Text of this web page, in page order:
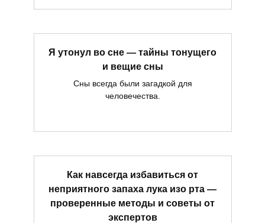
Я утонул во сне — тайны тонущего
и вещие сны
Сны всегда были загадкой для
человечества.
Как навсегда избавиться от
неприятного запаха лука изо рта —
проверенные методы и советы от
экспертов